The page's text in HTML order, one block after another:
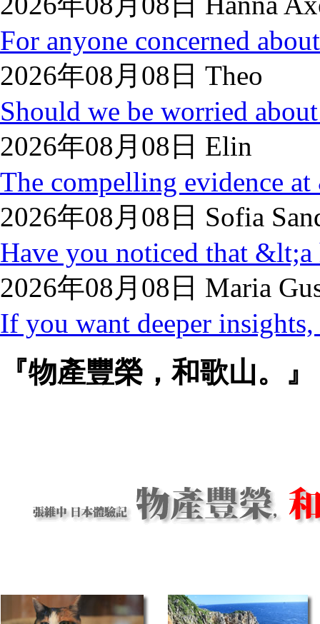
For anyone concerned
2026年08月08日 Theo
Should we be worried
2026年08月08日 Elin
The compelling evidence
2026年08月08日 Sofia
Have you noticed that &lt;a
2026年08月08日 Maria
If you want deeper insights,
『物產豐榮，和歌山。』